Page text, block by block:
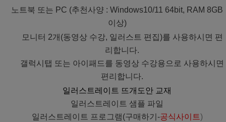
노트북 또는 PC (추천사양 : Windows10/11 64bit, RAM 8GB
이상)
모니터 2개(동영상 수강, 일러스트 편집)를 사용하시면 편
리합니다.
갤럭시탭 또는 아이패드를 동영상 수강용으로 사용하시면
편리합니다.
일러스트레이트 뜨개도안 교재
일러스트레이트 샘플 파일
일러스트레이트 프로그램(구매하기-공식사이트)